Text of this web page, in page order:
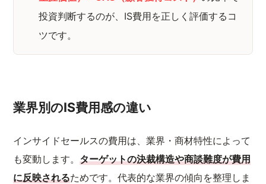
投資判断するのが、IS費用を正しく評価するコ
ツです。
業界別のIS費用感の違い
インサイドセールスの費用は、業界・商材特性によって
も変動します。ターゲットの決裁構造や商談難度が費用
に反映されるためです。代表的な業界の傾向を整理しま